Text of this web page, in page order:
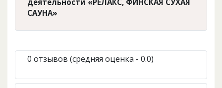
деятельности «РЕЛАКС, ФИНСКАЯ СУХАЯ
САУНА»
0 отзывов (средняя оценка - 0.0)